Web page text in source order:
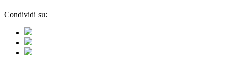
Condividi su: